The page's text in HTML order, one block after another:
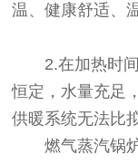
温、健康舒适、
2.在加热时间
恒定，水量充足
供暖系统无法比
燃气蒸汽锅炉